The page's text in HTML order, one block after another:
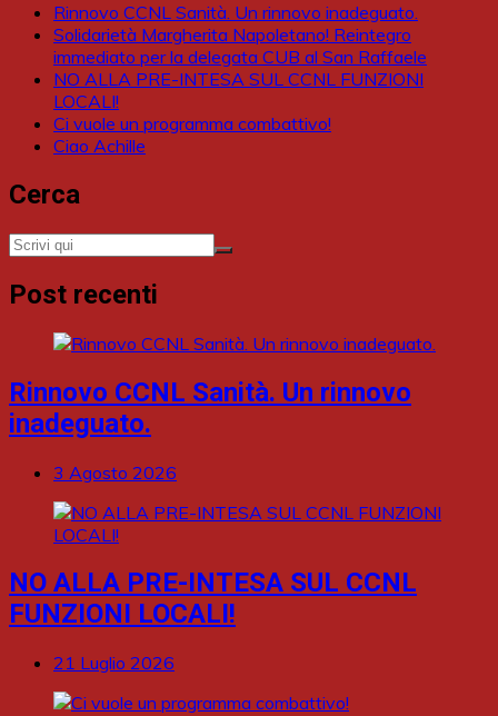
Rinnovo CCNL Sanità. Un rinnovo inadeguato.
Solidarietà Margherita Napoletano! Reintegro
immediato per la delegata CUB al San Raffaele
NO ALLA PRE-INTESA SUL CCNL FUNZIONI
LOCALI!
Ci vuole un programma combattivo!
Ciao Achille
Cerca
Post recenti
Rinnovo CCNL Sanità. Un rinnovo
inadeguato.
3 Agosto 2026
NO ALLA PRE-INTESA SUL CCNL
FUNZIONI LOCALI!
21 Luglio 2026